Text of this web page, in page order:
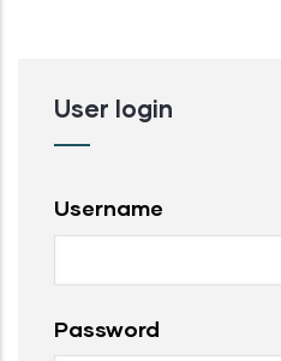
User login
Username
Password